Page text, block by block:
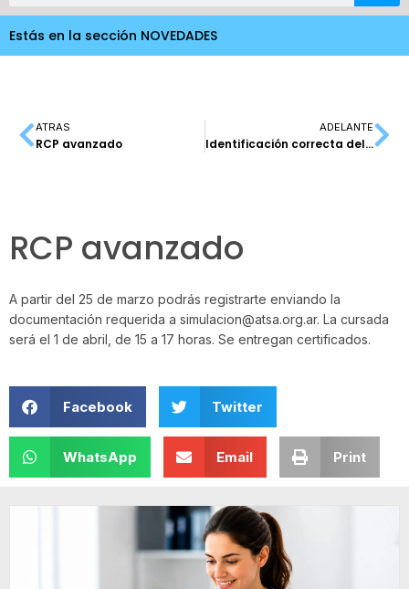
Estás en la sección NOVEDADES
ATRAS
RCP avanzado
ADELANTE
Identificación correcta del paciente – telesimulación
RCP avanzado
A partir del 25 de marzo podrás registrarte enviando la
documentación requerida a simulacion@atsa.org.ar. La cursada
será el 1 de abril, de 15 a 17 horas. Se entregan certificados.
Facebook Twitter
WhatsApp Email Print